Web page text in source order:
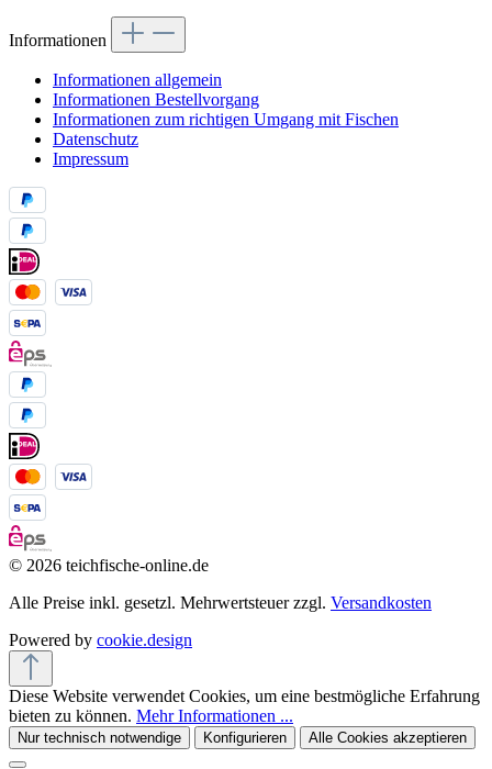
Informationen
Informationen allgemein
Informationen Bestellvorgang
Informationen zum richtigen Umgang mit Fischen
Datenschutz
Impressum
© 2026 teichfische-online.de
Alle Preise inkl. gesetzl. Mehrwertsteuer zzgl. Versandkosten
Powered by cookie.design
Diese Website verwendet Cookies, um eine bestmögliche Erfahrung
bieten zu können. Mehr Informationen ...
Nur technisch notwendige Konfigurieren Alle Cookies akzeptieren